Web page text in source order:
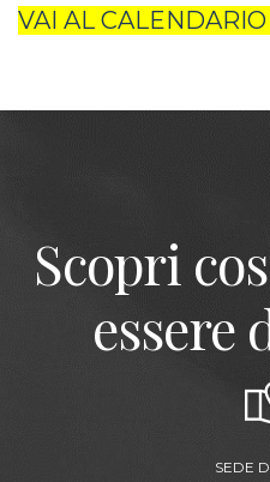
VAI AL
Scopri
essere
SEDE